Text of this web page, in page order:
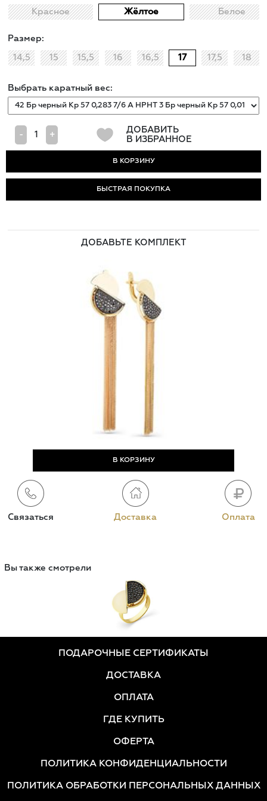
Красное Жёлтое Белое
Размер:
14,5 15 15,5 16 16,5 17 17,5 18
Выбрать каратный вес:
- +
ДОБАВИТЬ
В ИЗБРАННОЕ
БЫСТРАЯ ПОКУПКА
ДОБАВЬТЕ КОМПЛЕКТ
Связаться Доставка Оплата
Вы также смотрели
ПОДАРОЧНЫЕ СЕРТИФИКАТЫ
ДОСТАВКА
ОПЛАТА
ГДЕ КУПИТЬ
ОФЕРТА
ПОЛИТИКА КОНФИДЕНЦИАЛЬНОСТИ
ПОЛИТИКА ОБРАБОТКИ ПЕРСОНАЛЬНЫХ ДАННЫХ